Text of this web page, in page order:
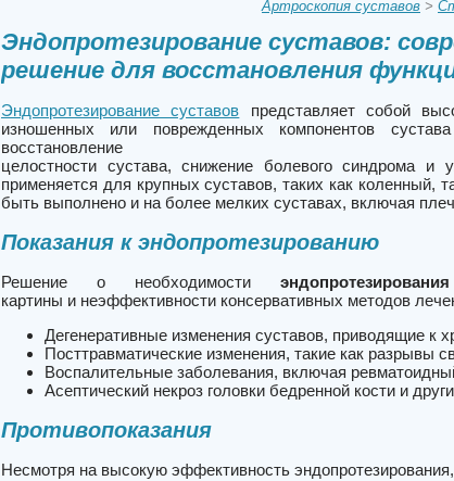
Артроскопия суставов >
Эндопротезирование суставов:
решение для восстановления
Эндопротезирование суставов представляет собой
изношенных или поврежденных компонентов
целостности сустава, снижение болевого синдрома и
применяется для крупных суставов, таких как коленный,
быть выполнено и на более мелких суставах, включая
Показания к эндопротезированию
Решение о необходимости эндопротезирования
картины и неэффективности консервативных методов
Дегенеративные изменения суставов, приводящие к
Посттравматические изменения, такие как разрывы
Воспалительные заболевания, включая
Асептический некроз головки бедренной кости и
Противопоказания
Несмотря на высокую эффективность